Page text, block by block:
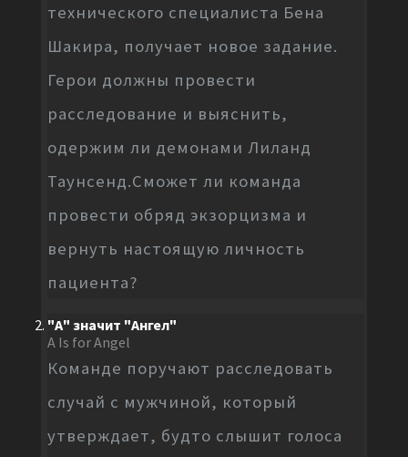
технического специалиста Бена
Шакира, получает новое задание.
Герои должны провести
расследование и выяснить,
одержим ли демонами Лиланд
Таунсенд.Сможет ли команда
провести обряд экзорцизма и
вернуть настоящую личность
пациента?
"А" значит "Ангел"
A Is for Angel
Команде поручают расследовать
случай с мужчиной, который
утверждает, будто слышит голоса